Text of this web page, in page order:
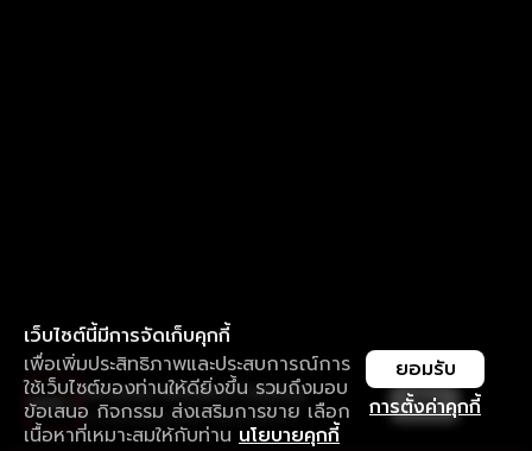
เว็บไซต์นี้มีการจัดเก็บคุกกี้
เพื่อเพิ่มประสิทธิภาพและประสบการณ์การ
ใช้เว็บไซต์ของท่านให้ดียิ่งขึ้น รวมถึงมอบ
ข้อเสนอ กิจกรรม ส่งเสริมการขาย เลือก
เนื้อหาที่เหมาะสมให้กับท่าน นโยบายคุกกี้
การตั้งค่าคุกกี้
ยอมรับ
ใช้งานแอป ลื่นไหลกว่า ไม่มีสะดุด
ดาวน์โหลดแอปเพื่อการรับชมที่ดีกว่า เปิด